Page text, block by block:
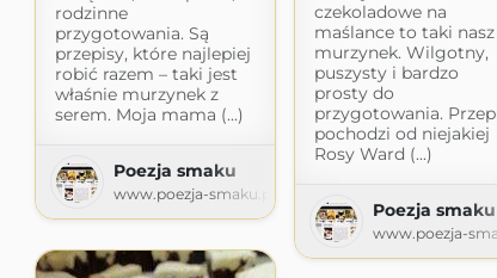
rodzinne
przygotowania. Są
przepisy, które najlepiej
robić razem – taki jest
właśnie murzynek z
serem. Moja mama (...)
Poezja smaku
www.poezja-smaku.pl
czekoladowe na
maślance to taki nasz
murzynek. Wilgotny,
puszysty i bardzo
prosty do
przygotowania.
pochodzi od niejakiej
Rosy Ward (...)
Poezja smaku
www.poezja-